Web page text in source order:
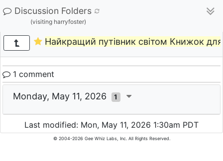
Discussion Folders
(visiting harryfoster)
Найкращий путівник світом Книжок для
1 comment
Monday, May 11, 2026 1
Last modified: Mon, May 11, 2026 1:30am PDT
© 2004-2026 Gee Whiz Labs, Inc. All Rights Reserved.